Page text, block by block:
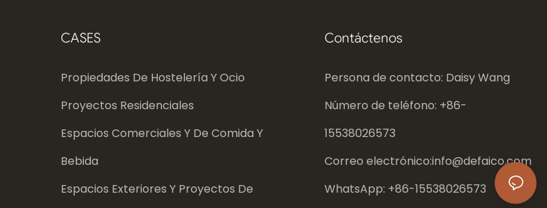
CASES
Propiedades De Hostelería Y Ocio
Proyectos Residenciales
Espacios Comerciales Y De Comida Y
Bebida
Espacios Exteriores Y Proyectos De
Contáctenos
Persona de contacto: Daisy Wang
Número de teléfono: +86-
15538026573
Correo electrónico:info@defaico.com
WhatsApp: +86-15538026573